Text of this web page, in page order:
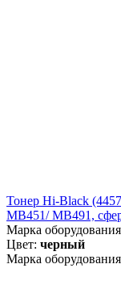
Тонер Hi-Black
MB451/ MB491,
Марка
Цвет: черный
Марка